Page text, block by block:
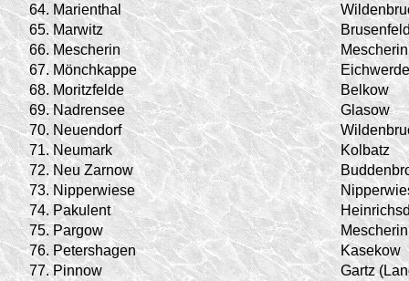
64. Marienthal
65. Marwitz
66. Mescherin
Mescherin
67. Mönchkappe
68. Moritzfelde
Belkow
69. Nadrensee
Glasow
70. Neuendorf
71. Neumark
Kolbatz
72. Neu Zarnow
73. Nipperwiese
74. Pakulent
75. Pargow
Mescherin
76. Petershagen
Kasekow
77. Pinnow
Gartz